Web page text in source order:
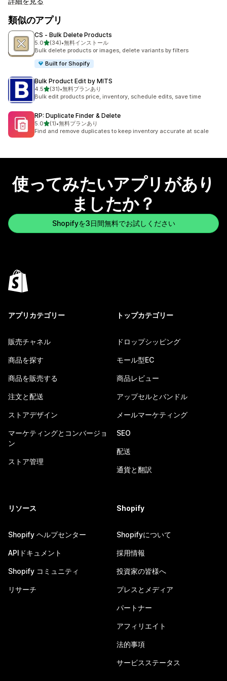
類似のアプリ
CS ‑ Bulk Delete Products
5.05つ星中
(34)
合計レビュー数：34件
•無料インストール
Bulk delete products or images, delete variants by filters
Built for Shopify
Bulk Product Edit by MITS
4.55つ星中
(31)
合計レビュー数：31件
•無料プランあり
Bulk edit products price, inventory, schedule edits, save time
RP: Duplicate Finder & Delete
5.05つ星中
(1)
合計レビュー数：1件
•無料プランあり
Find and remove duplicates to keep inventory accurate at scale
使ってみたいアプリがあり
ましたか？
Shopifyを3日間無料でお試しください
アプリカテゴリー
販売チャネル
商品を探す
商品を販売する
注文と配送
ストアデザイン
マーケティングとコンバージョ
ン
ストア管理
トップカテゴリー
ドロップシッピング
モール型EC
商品レビュー
アップセルとバンドル
メールマーケティング
SEO
配送
通貨と翻訳
リソース
Shopify ヘルプセンター
APIドキュメント
Shopify コミュニティ
リサーチ
Shopify
Shopifyについて
採用情報
投資家の皆様へ
プレスとメディア
パートナー
アフィリエイト
法的事項
サービスステータス